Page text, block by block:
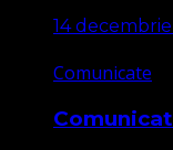
14
Comunicate